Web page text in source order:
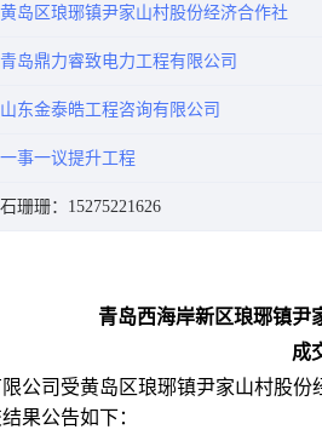
黄岛区琅琊镇尹家山村股份经济合作社
青岛鼎力睿致电力工程有限公司
山东金泰皓工程咨询有限公司
一事一议提升工程
石珊珊：15275221626
青岛西海岸新区琅琊镇尹
成
公司受黄岛区琅琊镇尹家山村股份
果公告如下：